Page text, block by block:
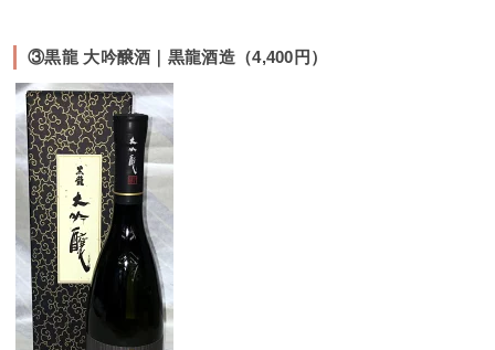
③黒龍 大吟醸酒｜黒龍酒造（4,400円）